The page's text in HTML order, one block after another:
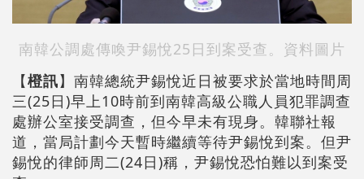
南韓公調處傳喚尹錫悅25日到案受查。資料圖片
【橙訊】南韓總統尹錫悅近日被要求於當地時間周
三(25日)早上10時前到南韓高級公職人員犯罪調查
處辦公室接受調查，但今早未有現身。韓聯社報
道，當局計劃今天暫時繼續等待尹錫悅到案。但尹
錫悅的律師周二(24日)稱，尹錫悅恐怕難以到案受